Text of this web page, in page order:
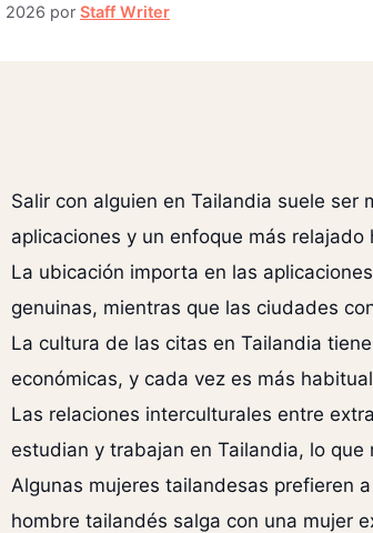
2026 por Staff Writer
Salir con alguien en Tailandia suele
aplicaciones y un enfoque más
La ubicación importa en las
genuinas, mientras que las ciudades
La cultura de las citas en Tailandia
económicas, y cada vez es más
Las relaciones interculturales entre
estudian y trabajan en Tailandia, lo
Algunas mujeres tailandesas prefieren
hombre tailandés salga con una mujer